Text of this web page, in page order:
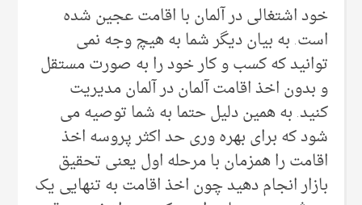
خود اشتغالی در آلمان با اقامت عجین شده
است. به بیان دیگر شما به هیچ وجه نمی
توانید که کسب و کار خود را به صورت مستقل
و بدون اخذ اقامت آلمان در آلمان مدیریت
کنید. به همین دلیل حتما به شما توصیه می
شود که برای بهره وری حد اکثر پروسه اخذ
اقامت را همزمان با مرحله اول یعنی تحقیق
بازار انجام دهید چون اخذ اقامت به تنهایی یک